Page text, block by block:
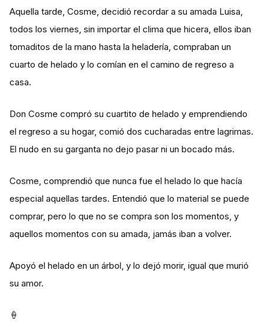
Aquella tarde, Cosme, decidió recordar a su amada Luisa,
todos los viernes, sin importar el clima que hicera, ellos iban
tomaditos de la mano hasta la heladería, compraban un
cuarto de helado y lo comían en el camino de regreso a
casa.
Don Cosme compró su cuartito de helado y emprendiendo
el regreso a su hogar, comió dos cucharadas entre lagrimas.
El nudo en su garganta no dejo pasar ni un bocado más.
Cosme, comprendió que nunca fue el helado lo que hacía
especial aquellas tardes. Entendió que lo material se puede
comprar, pero lo que no se compra son los momentos, y
aquellos momentos con su amada, jamás iban a volver.
Apoyó el helado en un árbol, y lo dejó morir, igual que murió
su amor.
🍦